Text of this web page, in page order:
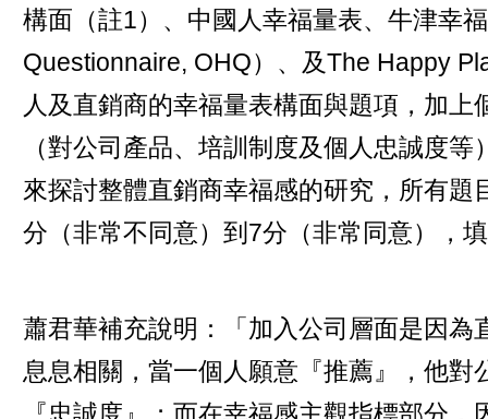
構面（註1）、中國人幸福量表、牛津幸
Questionnaire, OHQ）、及The Happy
人及直銷商的幸福量表構面與題項，加
（對公司產品、培訓制度及個人忠誠度
來探討整體直銷商幸福感的研究，所有題
分（非常不同意）到7分（非常同意），
蕭君華補充說明：「加入公司層面是因為
息息相關，當一個人願意『推薦』，他對